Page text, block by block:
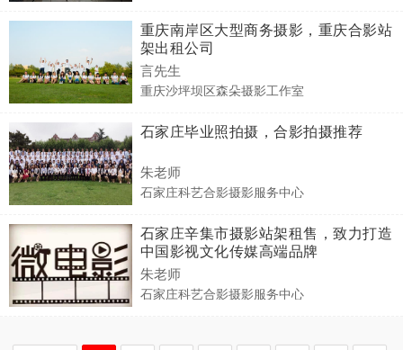
重庆南岸区大型商务摄影，重庆合影站
架出租公司
言先生
重庆沙坪坝区森朵摄影工作室
石家庄毕业照拍摄，合影拍摄推荐
朱老师
石家庄科艺合影摄影服务中心
石家庄辛集市摄影站架租售，致力打造
中国影视文化传媒高端品牌
朱老师
石家庄科艺合影摄影服务中心